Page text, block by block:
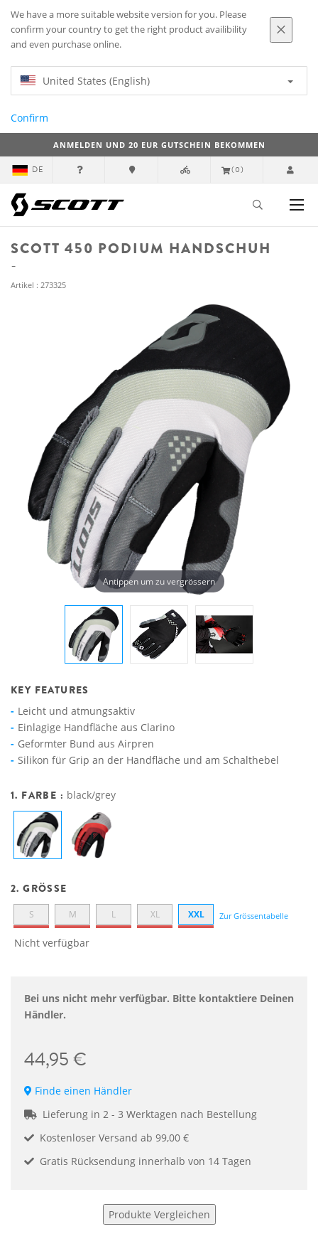
We have a more suitable website version for you. Please
confirm your country to get the right product availibility
and even purchase online.
United States (English)
Confirm
ANMELDEN UND 20 EUR GUTSCHEIN BEKOMMEN
DE (0)
SCOTT 450 PODIUM HANDSCHUH
Artikel : 273325
Antippen um zu vergrössern
KEY FEATURES
Leicht und atmungsaktiv
Einlagige Handfläche aus Clarino
Geformter Bund aus Airpren
Silikon für Grip an der Handfläche und am Schalthebel
1. FARBE : black/grey
2. GRÖSSE
S M L XL XXL Zur Grössentabelle
Nicht verfügbar
Bei uns nicht mehr verfügbar. Bitte kontaktiere Deinen
Händler.
44,95 €
Finde einen Händler
Lieferung in 2 - 3 Werktagen nach Bestellung
Kostenloser Versand ab 99,00 €
Gratis Rücksendung innerhalb von 14 Tagen
Produkte Vergleichen